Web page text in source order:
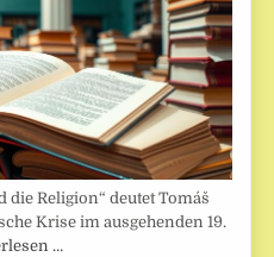
Religion“ deutet Tomáš
Krise im ausgehenden 19.
…